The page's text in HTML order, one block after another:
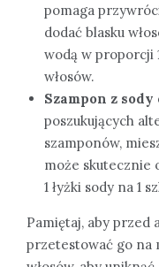
pomaga
dodać blasku
wodą w proporcji
włosów.
Szampon z
poszukujących
szamponów,
może skutecznie
1 łyżki sody na 1
Pamiętaj, aby przed
przetestować go na